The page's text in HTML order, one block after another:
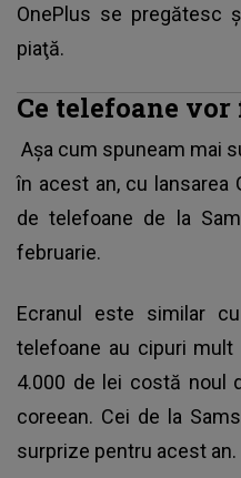
OnePlus se pregătesc
piaţă.
Ce telefoane
Aşa cum spuneam mai
în acest an, cu lansarea
de telefoane de la
februarie.
Ecranul este similar
telefoane au cipuri
4.000 de lei costă noul
coreean. Cei de la
surprize pentru acest an.